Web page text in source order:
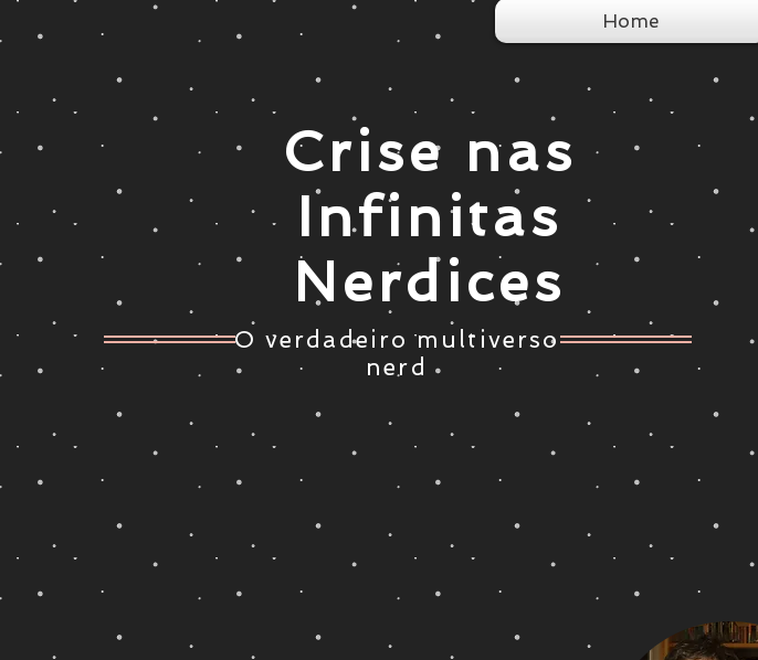
Home
Crise nas
Infinitas
Nerdices
O verdadeiro multiverso
nerd